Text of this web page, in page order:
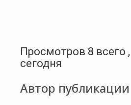
Просмотров 8 всего ,
сегодня
Автор публикации